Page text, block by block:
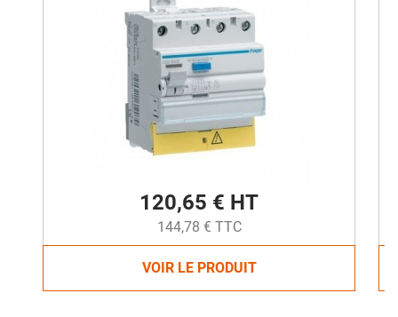
120,65 € HT
144,78 € TTC
VOIR LE PRODUIT